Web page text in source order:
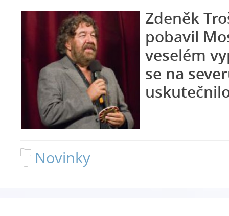
Zdeněk
pobavil
veselém
se na
Novinky